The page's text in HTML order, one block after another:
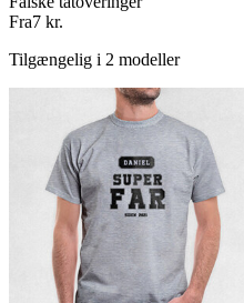
Fra7 kr.
Tilgængelig i 2 modeller